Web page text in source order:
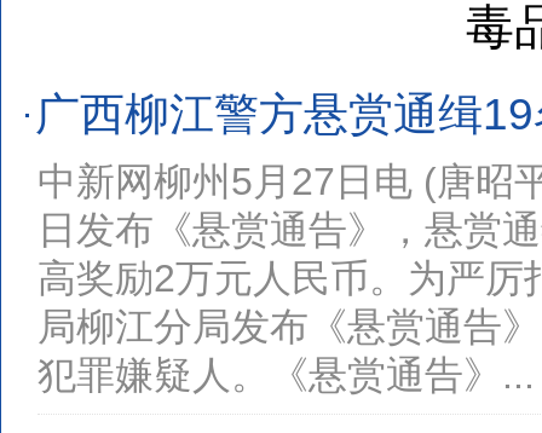
毒
广西柳江警方悬赏通缉
中新网柳州5月27日电 (唐昭
日发布《悬赏通告》，悬赏
高奖励2万元人民币。为严
局柳江分局发布《悬赏通告
犯罪嫌疑人。《悬赏通告》...